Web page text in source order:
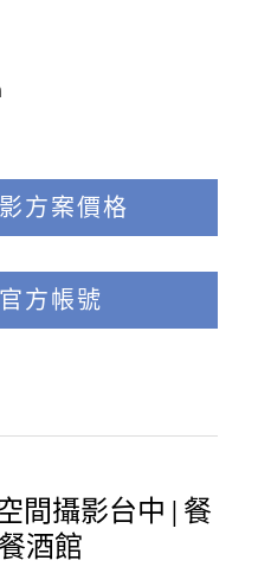
方案價格
方帳號
間攝影台中 | 餐
酒館